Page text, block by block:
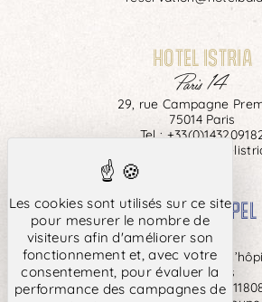
HOTEL ISTRIA
Paris 14
29, rue Campagne
75014 Paris
Tel :
HOTEL COYPEL
Paris 13
142, Boulevard de
75013 Paris
Tel :+33
Les cookies sont utilisés sur ce site
pour mesurer le nombre de
visiteurs afin d'améliorer son
fonctionnement et, avec votre
consentement, pour évaluer la
performance des campagnes de